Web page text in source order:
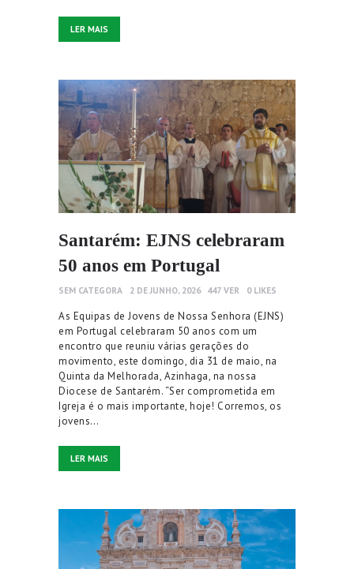
LER MAIS
Santarém: EJNS celebraram
50 anos em Portugal
SEM CATEGORA 2 DE JUNHO, 2026 447 VER 0 LIKES
As Equipas de Jovens de Nossa Senhora (EJNS)
em Portugal celebraram 50 anos com um
encontro que reuniu várias gerações do
movimento, este domingo, dia 31 de maio, na
Quinta da Melhorada, Azinhaga, na nossa
Diocese de Santarém. “Ser comprometida em
Igreja é o mais importante, hoje! Corremos, os
jovens…
LER MAIS